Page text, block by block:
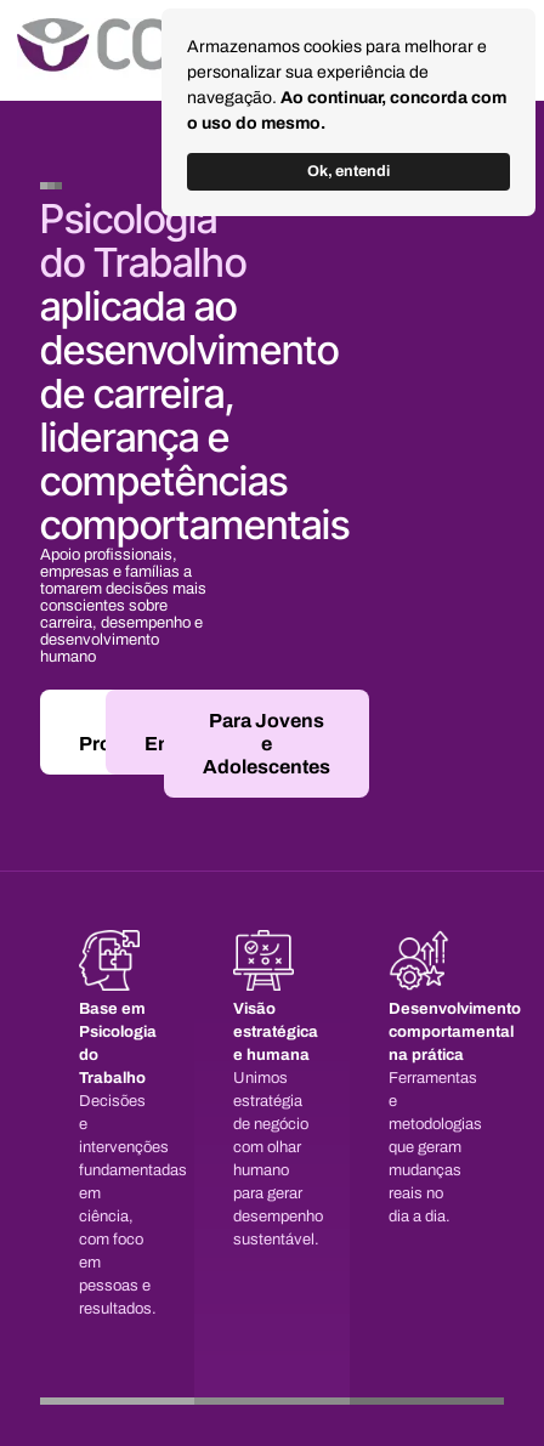
Armazenamos cookies para melhorar e
personalizar sua experiência de
navegação. Ao continuar, concorda com
o uso do mesmo.
Ok, entendi
Psicologia
do Trabalho
aplicada ao
desenvolvimento
de carreira,
liderança e
competências
comportamentais
Apoio profissionais,
empresas e famílias a
tomarem decisões mais
conscientes sobre
carreira, desempenho e
desenvolvimento
humano
Profissionais
Para
Empresas
Para Jovens
e
Adolescentes
Base em
Psicologia
do
Trabalho
Decisões
e
intervenções
fundamentadas
em
ciência,
com foco
em
pessoas e
resultados.
Visão
estratégica
e humana
Unimos
estratégia
de negócio
com olhar
humano
para gerar
desempenho
sustentável.
Desenvolvimento
comportamental
na prática
Ferramentas
e
metodologias
que geram
mudanças
reais no
dia a dia.